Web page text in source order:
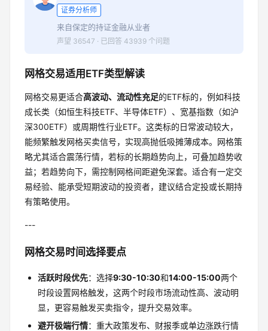
证券分析师
来自保定的持证金融从业者
声望 36547 · 已回答 43939 个问题
网格交易适用ETF类型解读
网格交易更适合高波动、流动性充足的ETF标的，例如科技
成长类（如恒生科技ETF、半导体ETF）、宽基指数（如沪
深300ETF）或周期性行业ETF。这类标的日常波动较大，
能频繁触发网格买卖信号，实现高抛低吸摊薄成本。网格策
略尤其适合震荡行情，若标的长期趋势向上，可叠加趋势收
益；若趋势向下，需控制网格间距避免深套。适合有一定交
易经验、能承受短期波动的投资者，建议结合定投或长期持
有策略使用。
---
网格交易时间选择要点
活跃时段优先：选择9:30-10:30和14:00-15:00两个
时段设置网格触发，这两个时段市场流动性高、波动明
显，更容易触发买卖指令，提升交易效率。
避开极端行情：重大政策发布、财报季或单边涨跌行情